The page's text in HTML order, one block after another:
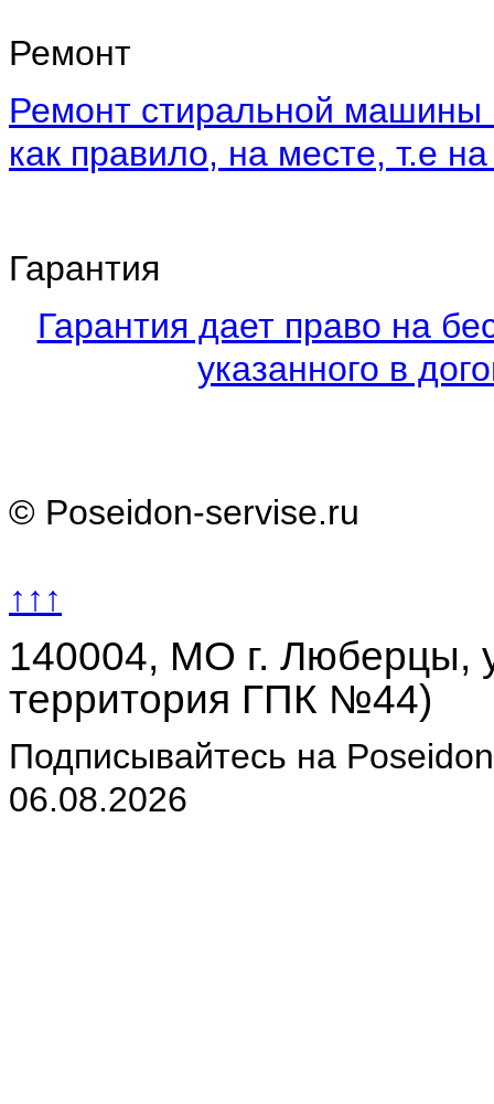
Ремонт
Ремонт стиральной машины
как правило, на месте, т.е
Гарантия
Гарантия дает право на
указанного в
© Poseidon-servise.ru
↑↑↑
140004, МО г. Люберцы,
территория ГПК №44)
Подписывайтесь на
06.08.2026